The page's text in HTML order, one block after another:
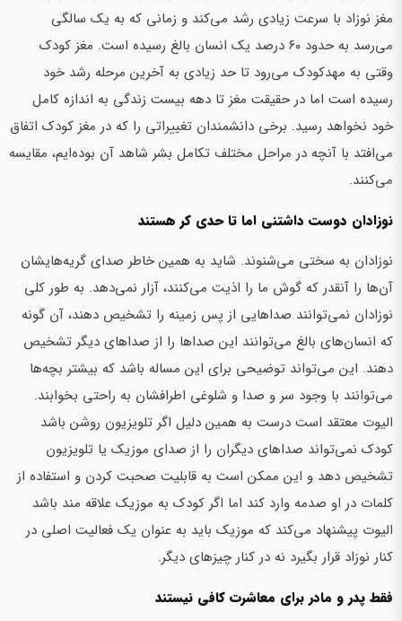
مغز نوزاد با سرعت زیادی رشد می‌کند و زمانی که به یک سالگی
می‌رسد به حدود ۶۰ درصد یک انسان بالغ رسیده است. مغز کودک
وقتی به مهدکودک می‌رود تا حد زیادی به آخرین مرحله رشد خود
رسیده است اما در حقیقت مغز تا دهه بیست زندگی به اندازه کامل
خود نخواهد رسید. برخی دانشمندان تغییراتی را که در مغز کودک اتفاق
می‌افتد با آنچه در مراحل مختلف تکامل بشر شاهد آن بوده‌ایم، مقایسه
می‌کنند.
نوزادان دوست داشتنی اما تا حدی کر هستند
نوزادان به سختی می‌شنوند. شاید به همین خاطر صدای گریه‌هایشان
آن‌ها را آنقدر که گوش ما را اذیت می‌کنند، آزار نمی‌دهد. به طور کلی
نوزادان نمی‌توانند صداهایی از پس زمینه را تشخیص دهند، آن گونه
که انسان‌های بالغ می‌توانند این صداها را از صداهای دیگر تشخیص
دهند. این می‌تواند توضیحی برای این مساله باشد که بیشتر بچه‌ها
می‌توانند با وجود سر و صدا و شلوغی اطرافشان به راحتی بخوابند.
الیوت معتقد است درست به همین دلیل اگر تلویزیون روشن باشد
کودک نمی‌تواند صداهای دیگران را از صدای موزیک یا تلویزیون
تشخیص دهد و این ممکن است به قابلیت صحبت کردن و استفاده از
کلمات در او صدمه وارد کند اما اگر کودک به موزیک علاقه مند باشد
الیوت پیشنهاد می‌کند که موزیک باید به عنوان یک فعالیت اصلی در
کنار نوزاد قرار بگیرد نه در کنار چیزهای دیگر.
فقط پدر و مادر برای معاشرت کافی نیستند